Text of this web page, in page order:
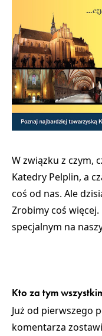
W związku z czym,
Katedry Pelplin, a
coś od nas. Ale
Zrobimy coś
specjalnym na
Kto za tym
Już od pierwszego
komentarza